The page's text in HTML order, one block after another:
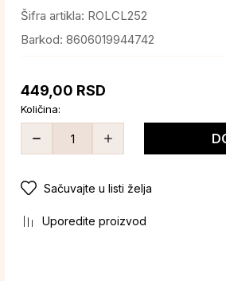
Šifra artikla: ROLCL252
Barkod: 8606019944742
449,00 RSD
Količina:
Sačuvajte u listi želja
Uporedite proizvod